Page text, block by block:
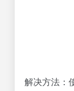
解决方法：